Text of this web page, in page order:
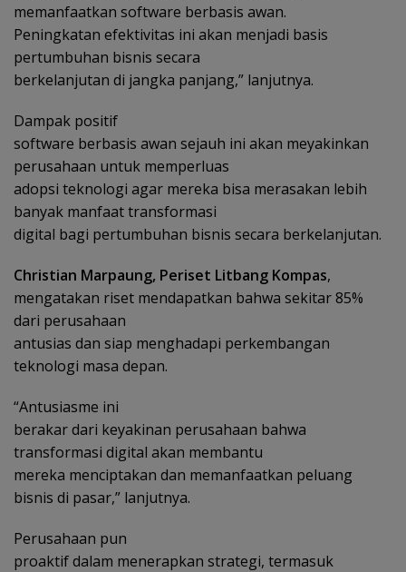
memanfaatkan software berbasis awan.
Peningkatan efektivitas ini akan menjadi basis
pertumbuhan bisnis secara
berkelanjutan di jangka panjang,” lanjutnya.
Dampak positif
software berbasis awan sejauh ini akan meyakinkan
perusahaan untuk memperluas
adopsi teknologi agar mereka bisa merasakan lebih
banyak manfaat transformasi
digital bagi pertumbuhan bisnis secara berkelanjutan.
Christian Marpaung, Periset Litbang Kompas,
mengatakan riset mendapatkan bahwa sekitar 85%
dari perusahaan
antusias dan siap menghadapi perkembangan
teknologi masa depan.
“Antusiasme ini
berakar dari keyakinan perusahaan bahwa
transformasi digital akan membantu
mereka menciptakan dan memanfaatkan peluang
bisnis di pasar,” lanjutnya.
Perusahaan pun
proaktif dalam menerapkan strategi, termasuk